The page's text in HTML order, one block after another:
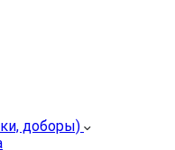
доборы)